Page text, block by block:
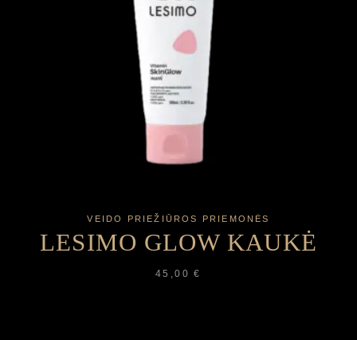
VEIDO PRIEŽIŪROS PRIEMONĖS
LESIMO GLOW KAUKĖ
45,00€